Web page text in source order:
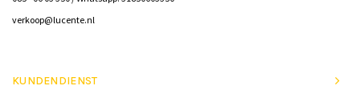
verkoop@lucente.nl
KUNDENDIENST